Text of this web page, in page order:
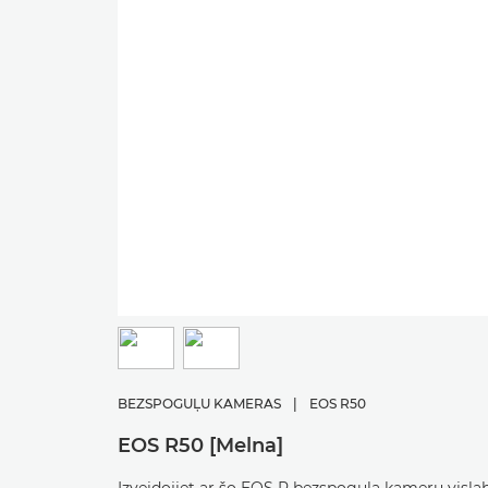
BEZSPOGUĻU KAMERAS | EOS R50
EOS R50 [Melna]